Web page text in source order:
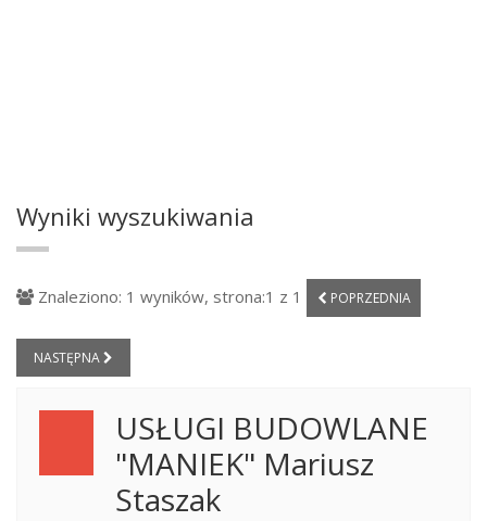
Wyniki wyszukiwania
Znaleziono: 1 wyników, strona:1 z 1 POPRZEDNIA
NASTĘPNA
USŁUGI BUDOWLANE
"MANIEK" Mariusz
Staszak